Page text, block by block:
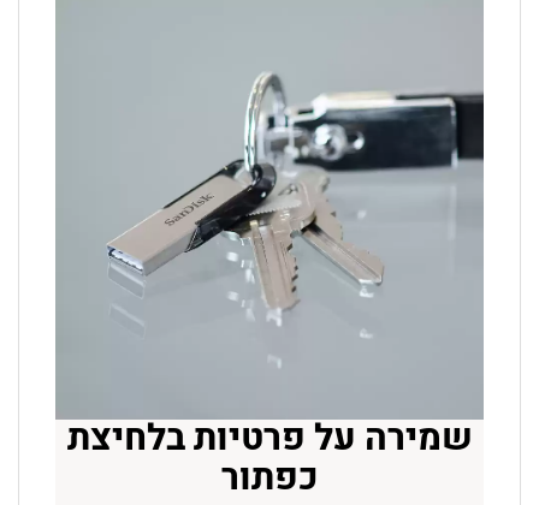
שמירה על פרטיות בלחיצת
כפתור